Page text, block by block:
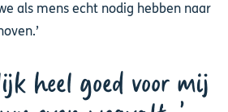
als mens echt nodig hebben naar
heel goed voor mij